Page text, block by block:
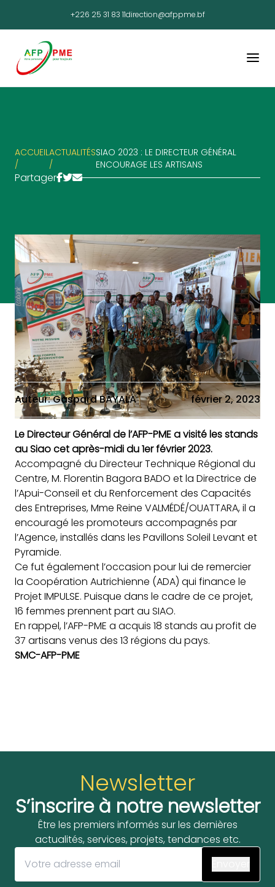
+226 25 31 83 11direction@afppme.bf
ACCUEIL
/
ACTUALITÉS
/
SIAO 2023 : LE DIRECTEUR GÉNÉRAL
ENCOURAGE LES ARTISANS
Partager
Auteur: Gaspard BAYALA février 2, 2023
Le Directeur Général de l’AFP-PME a visité les stands
au Siao cet après-midi du 1er février 2023.
Accompagné du Directeur Technique Régional du
Centre, M. Florentin Bagora BADO et la Directrice de
l’Apui-Conseil et du Renforcement des Capacités
des Entreprises, Mme Reine VALMÉDÉ/OUATTARA, il a
encouragé les promoteurs accompagnés par
l’Agence, installés dans les Pavillons Soleil Levant et
Pyramide.
Ce fut également l’occasion pour lui de remercier
la Coopération Autrichienne (ADA) qui finance le
Projet IMPULSE. Puisque dans le cadre de ce projet,
16 femmes prennent part au SIAO.
En rappel, l’AFP-PME a acquis 18 stands au profit de
37 artisans venus des 13 régions du pays.
SMC-AFP-PME
Newsletter
S’inscrire à notre newsletter
Être les premiers informés sur les dernières
actualités, services, projets, tendances etc.